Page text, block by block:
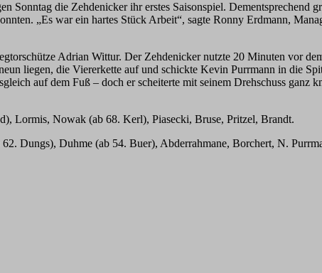
Sonntag die Zehdenicker ihr erstes Saisonspiel.
„Es war ein hartes Stück Arbeit“, sagte Ronny Erdmann,
Adrian Wittur. Der Zehdenicker nutzte 20 Minuten vor
liegen, die Viererkette auf und schickte Kevin Purrmann in die
auf dem Fuß – doch er scheiterte mit seinem Drehschuss ganz
Lormis, Nowak (ab 68. Kerl), Piasecki, Bruse, Pritzel, Brandt.
Dungs), Duhme (ab 54. Buer), Abderrahmane, Borchert, N.